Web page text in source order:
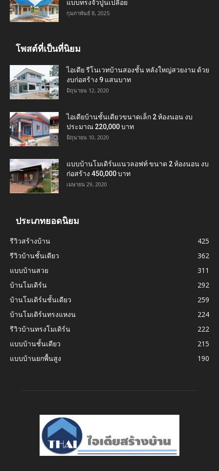
แบบทรงจั่วปูนเปลือย
กุมภาพันธ์ 8, 2025
โพสต์ที่เป็นที่นิยม
ไอเดีย รีโนเวทบ้านสองชั้น หลังใหญ่สวยงาม ด้วย
งบก่อสร้าง 9 แสนบาท
มิถุนายน 12, 2020
ไอเดียบ้านชั้นเดียวขนาดเล็ก 2 ห้องนอน งบ
ประมาณ 220,000 บาท
มิถุนายน 10, 2020
แบบบ้านโมเดิร์นแนวลอฟท์ ขนาด 2 ห้องนอน งบ
ก่อสร้าง 450,000 บาท
เมษายน 29, 2020
ประเภทยอดนิยม
รีวิวสร้างบ้าน
425
รีวิวบ้านชั้นเดียว
362
แบบบ้านสวย
311
บ้านโมเดิร์น
292
บ้านโมเดิร์นชั้นเดียว
259
บ้านโมเดิร์นทรงแหงน
224
รีวิวบ้านทรงโมเดิร์น
222
แบบบ้านชั้นเดียว
215
แบบบ้านยกพื้นสูง
190